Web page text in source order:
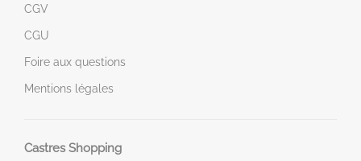
CGV
CGU
Foire aux questions
Mentions légales
Castres Shopping